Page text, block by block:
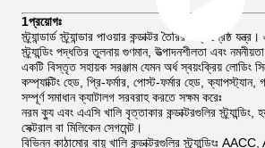
1প্রয়োগঃ
স্ট্র্যান্ডার্ড স্ট্র্যান্ডার পাওয়ার কন্ডাক্টর তৈরির জন্য শ্রেষ্ঠ
স্ট্র্যান্ডিং পদ্ধতির তুলনায় গুণমান, উত্পাদনশীলতা এবং
একটি বিস্তৃত সহায়ক সরঞ্জাম যেমন অর্ধ স্বয়ংক্রিয় লোডিং
কম্প্যাক্টিং হেড, প্রি-ফর্মার, পোস্ট-ফর্মার হেড,
সম্পূর্ণ সমাধান ক্যাটালগ সরবরাহ করতে সক্ষম করেঃ
নরম ক্যু এবং এএসি খালি বৃত্তাকার কন্ডাক্টরগুলির
সেক্টরাল বা মিলিকেন সেগমেন্ট।
বিভিন্ন কাঠামোর বায়ু খালি কন্ডাক্টরগুলির স্ট্র্যান্ডিংঃ